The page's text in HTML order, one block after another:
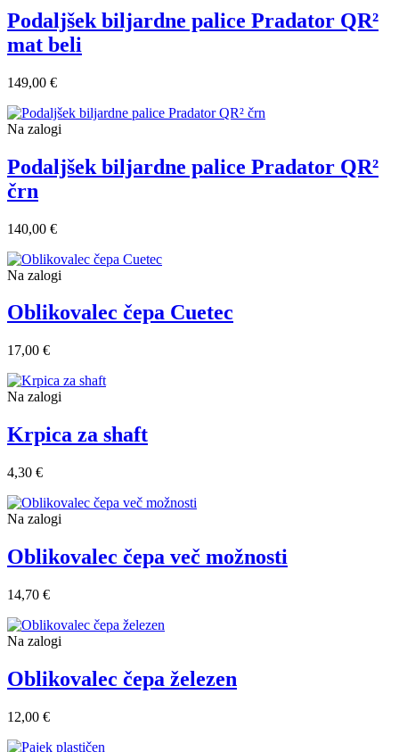
Podaljšek biljardne palice Pradator QR²
mat beli
149,00 €
Na zalogi
Podaljšek biljardne palice Pradator QR²
črn
140,00 €
Na zalogi
Oblikovalec čepa Cuetec
17,00 €
Na zalogi
Krpica za shaft
4,30 €
Na zalogi
Oblikovalec čepa več možnosti
14,70 €
Na zalogi
Oblikovalec čepa železen
12,00 €